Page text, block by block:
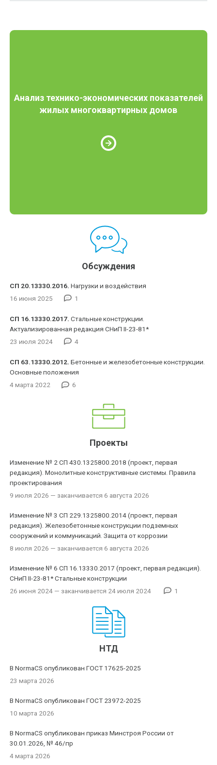
Анализ технико-экономических показателей
жилых многоквартирных домов
Обсуждения
СП 20.13330.2016. Нагрузки и воздействия
16 июня 2025
1
СП 16.13330.2017. Стальные конструкции.
Актуализированная редакция СНиП II-23-81*
23 июля 2024
4
СП 63.13330.2012. Бетонные и железобетонные конструкции.
Основные положения
4 марта 2022
6
Проекты
Изменение № 2 СП 430.1325800.2018 (проект, первая
редакция). Монолитные конструктивные системы. Правила
проектирования
9 июля 2026 — заканчивается 6 августа 2026
Изменение № 3 СП 229.1325800.2014 (проект, первая
редакция). Железобетонные конструкции подземных
сооружений и коммуникаций. Защита от коррозии
8 июля 2026 — заканчивается 6 августа 2026
Изменение № 6 СП 16.13330.2017 (проект, первая редакция).
СНиП II-23-81* Стальные конструкции
26 июня 2024 — заканчивается 24 июля 2024 1
НТД
В NormaCS опубликован ГОСТ 17625-2025
23 марта 2026
В NormaCS опубликован ГОСТ 23972-2025
10 марта 2026
В NormaCS опубликован приказ Минстроя России от
30.01.2026, № 46/пр
4 марта 2026